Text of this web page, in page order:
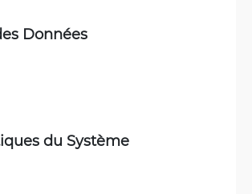
Données
du Système